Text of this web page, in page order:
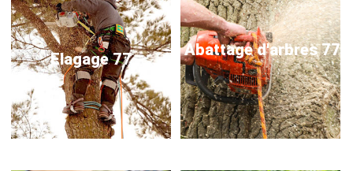
Elagage 77 Abattage d'arbres 77